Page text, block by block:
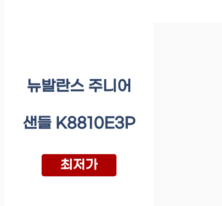
뉴발란스 주니어
샌들 K8810E3P
최저가